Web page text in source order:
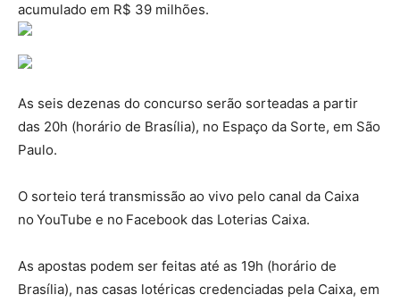
acumulado em R$ 39 milhões.
As seis dezenas do concurso serão sorteadas a partir
das 20h (horário de Brasília), no Espaço da Sorte, em São
Paulo.
O sorteio terá transmissão ao vivo pelo canal da Caixa
no YouTube e no Facebook das Loterias Caixa.
As apostas podem ser feitas até as 19h (horário de
Brasília), nas casas lotéricas credenciadas pela Caixa, em